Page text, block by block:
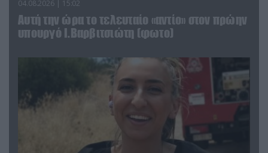
04.08.2026 | 15:02
Αυτή την ώρα το τελευταίο «αντίο» στον πρώην
υπουργό Ι.Βαρβιτσιώτη (φωτο)